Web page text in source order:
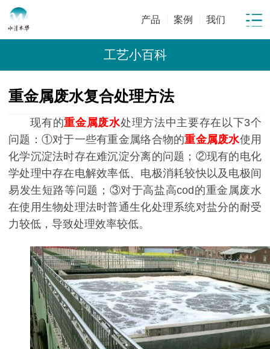
产品 案例 我们
工艺小百科
重金属废水复合处理方法
现有的重金属废水处理方法中主要存在以下3个
问题：①对于一些有重金属络合物的重金属废水使用
化学沉淀法时存在难沉淀分离的问题；②现有的电化
学处理中存在电解效率低、电极消耗较快以及电极间
易发生短路等问题；③对于高盐高cod的重金属废水
在使用生物处理法时普通生化处理系统对盐分的耐受
力较低，导致处理效率较低。